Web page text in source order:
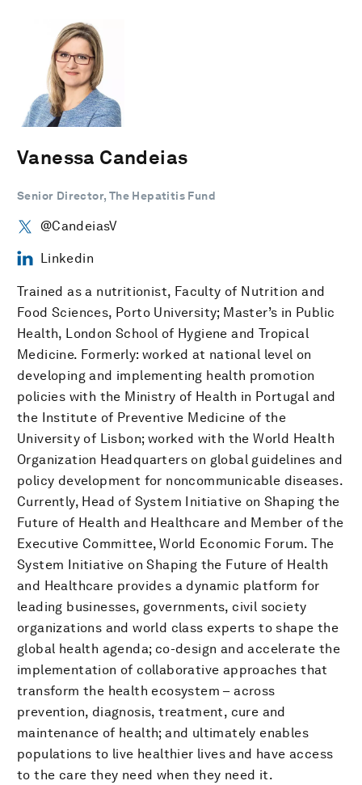
Vanessa Candeias
Senior Director, The Hepatitis Fund
@CandeiasV
Linkedin
Trained as a nutritionist, Faculty of Nutrition and
Food Sciences, Porto University; Master’s in Public
Health, London School of Hygiene and Tropical
Medicine. Formerly: worked at national level on
developing and implementing health promotion
policies with the Ministry of Health in Portugal and
the Institute of Preventive Medicine of the
University of Lisbon; worked with the World Health
Organization Headquarters on global guidelines and
policy development for noncommunicable diseases.
Currently, Head of System Initiative on Shaping the
Future of Health and Healthcare and Member of the
Executive Committee, World Economic Forum. The
System Initiative on Shaping the Future of Health
and Healthcare provides a dynamic platform for
leading businesses, governments, civil society
organizations and world class experts to shape the
global health agenda; co-design and accelerate the
implementation of collaborative approaches that
transform the health ecosystem – across
prevention, diagnosis, treatment, cure and
maintenance of health; and ultimately enables
populations to live healthier lives and have access
to the care they need when they need it.